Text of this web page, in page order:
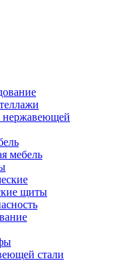
нержавеющей
мебель
щиты
стали